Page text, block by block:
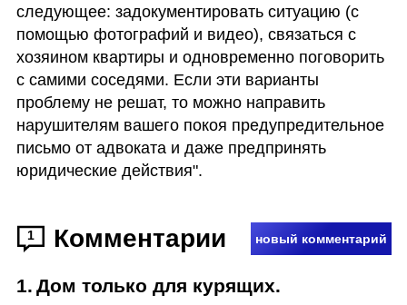
следующее: задокументировать ситуацию (с
помощью фотографий и видео), связаться с
хозяином квартиры и одновременно поговорить
с самими соседями. Если эти варианты
проблему не решат, то можно направить
нарушителям вашего покоя предупредительное
письмо от адвоката и даже предпринять
юридические действия".
1 Комментарии новый комментарий
1. Дом только для курящих.